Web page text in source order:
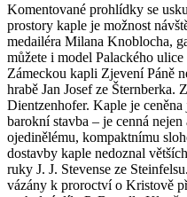
Komentované prohlídky se
prostory kaple je možnost
medailéra Milana Knoblocha,
můžete i model Palackého
Zámeckou kapli Zjevení Páně
hrabě Jan Josef ze Šternberka.
Dientzenhofer. Kaple je
barokní stavba – je cenná
ojedinělému, kompaktnímu
dostavby kaple nedoznal
ruky J. J. Stevense ze
vázány k proroctví o Kristově